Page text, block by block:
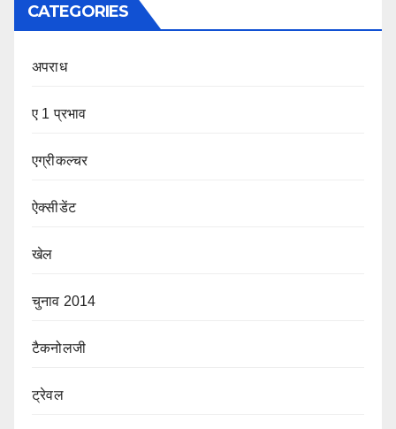
CATEGORIES
अपराध
ए 1 प्रभाव
एग्रीकल्चर
ऐक्सीडेंट
खेल
चुनाव 2014
टैकनोलजी
ट्रेवल